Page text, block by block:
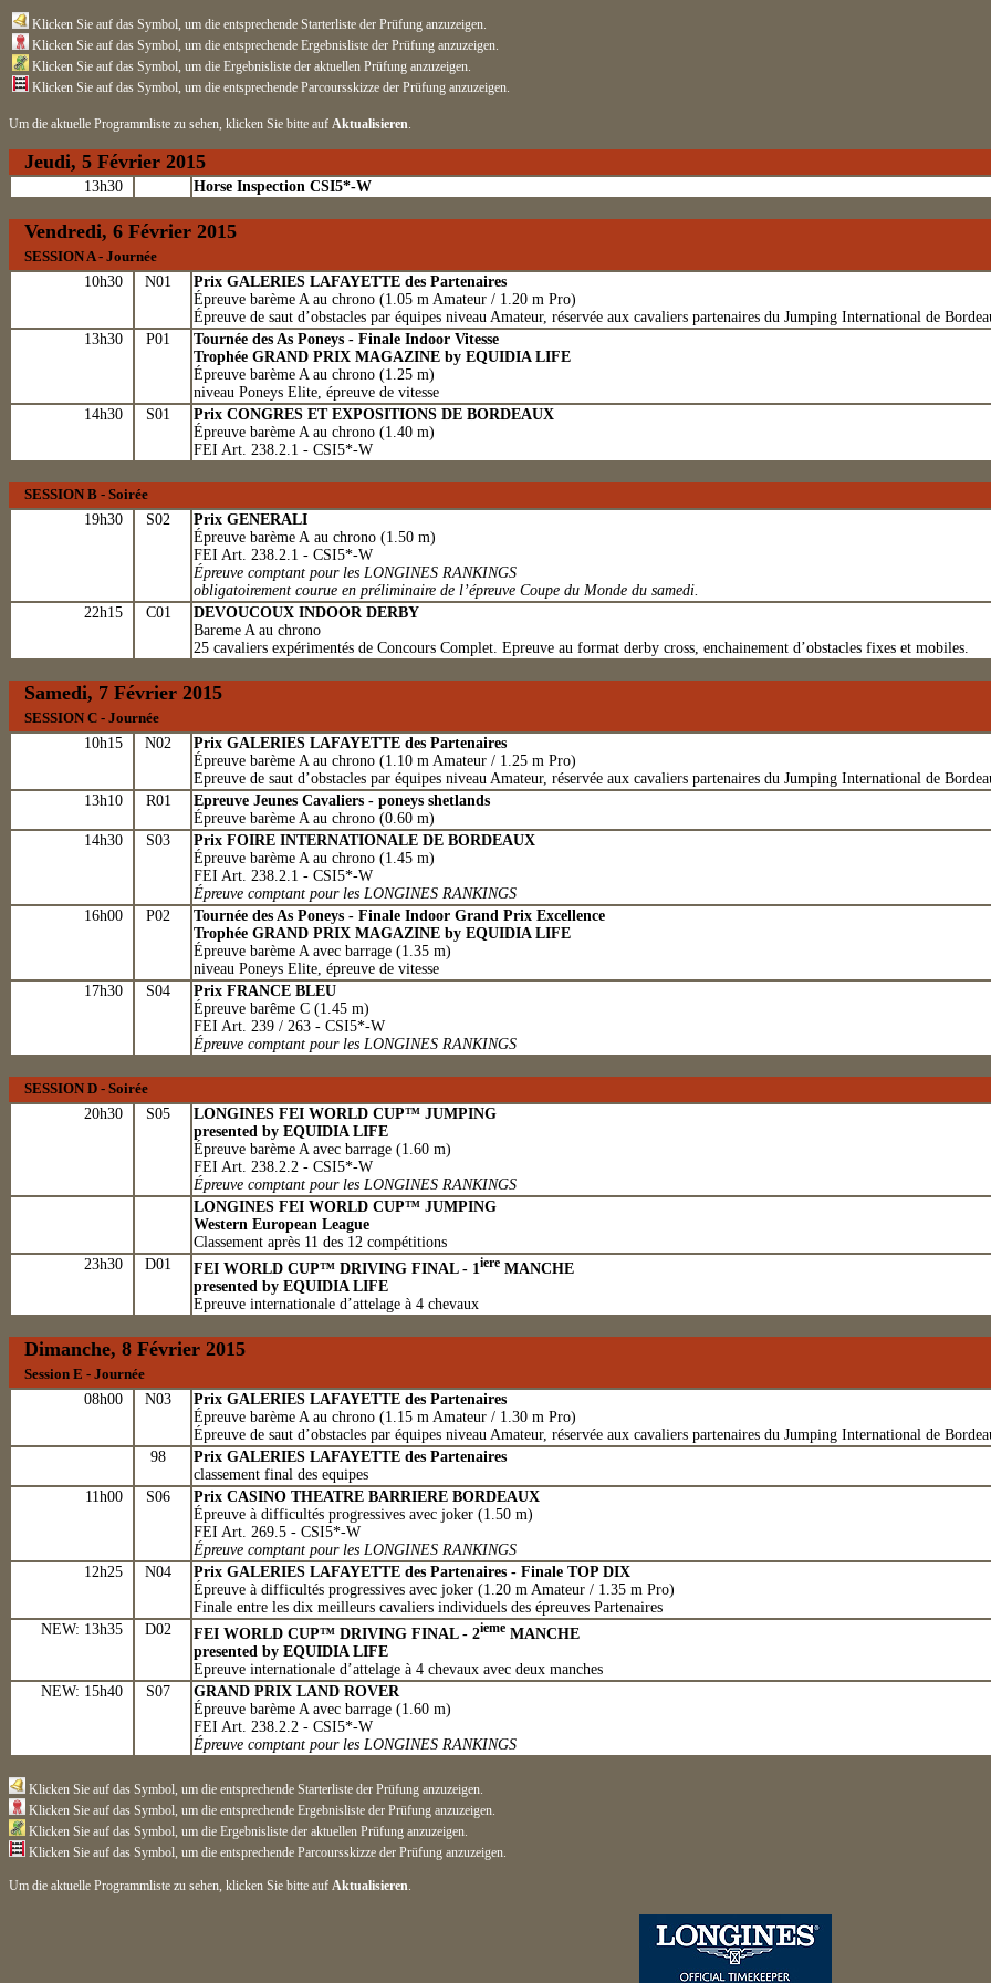
Klicken Sie auf das Symbol, um die entsprechende Starterliste der Prüfung anzuzeigen.
Klicken Sie auf das Symbol, um die entsprechende Ergebnisliste der Prüfung anzuzeigen.
Klicken Sie auf das Symbol, um die Ergebnisliste der aktuellen Prüfung anzuzeigen.
Klicken Sie auf das Symbol, um die entsprechende Parcoursskizze der Prüfung anzuzeigen.
Um die aktuelle Programmliste zu sehen, klicken Sie bitte auf Aktualisieren.
Jeudi, 5 Février 2015
13h30 Horse Inspection CSI5*-W
Vendredi, 6 Février 2015
SESSION A - Journée
10h30
N01
Prix GALERIES LAFAYETTE des Partenaires
Épreuve barème A au chrono (1.05 m Amateur / 1.20 m Pro)
Épreuve de saut d’obstacles par équipes niveau Amateur, réservée aux cavaliers partenaires du Jumping International de
13h30
P01
Tournée des As Poneys - Finale Indoor Vitesse
Trophée GRAND PRIX MAGAZINE by EQUIDIA LIFE
Épreuve barème A au chrono (1.25 m)
niveau Poneys Elite, épreuve de vitesse
14h30
S01
Prix CONGRES ET EXPOSITIONS DE BORDEAUX
Épreuve barème A au chrono (1.40 m)
FEI Art. 238.2.1 - CSI5*-W
SESSION B - Soirée
19h30
S02
Prix GENERALI
Épreuve barème A au chrono (1.50 m)
FEI Art. 238.2.1 - CSI5*-W
Épreuve comptant pour les LONGINES RANKINGS
obligatoirement courue en préliminaire de l’épreuve Coupe du Monde du samedi.
22h15
C01
DEVOUCOUX INDOOR DERBY
Bareme A au chrono
25 cavaliers expérimentés de Concours Complet. Epreuve au format derby cross, enchainement d’obstacles fixes et mobiles.
Samedi, 7 Février 2015
SESSION C - Journée
10h15
N02
Prix GALERIES LAFAYETTE des Partenaires
Épreuve barème A au chrono (1.10 m Amateur / 1.25 m Pro)
Epreuve de saut d’obstacles par équipes niveau Amateur, réservée aux cavaliers partenaires du Jumping International de
13h10
R01
Epreuve Jeunes Cavaliers - poneys shetlands
Épreuve barème A au chrono (0.60 m)
14h30
S03
Prix FOIRE INTERNATIONALE DE BORDEAUX
Épreuve barème A au chrono (1.45 m)
FEI Art. 238.2.1 - CSI5*-W
Épreuve comptant pour les LONGINES RANKINGS
16h00
P02
Tournée des As Poneys - Finale Indoor Grand Prix Excellence
Trophée GRAND PRIX MAGAZINE by EQUIDIA LIFE
Épreuve barème A avec barrage (1.35 m)
niveau Poneys Elite, épreuve de vitesse
17h30
S04
Prix FRANCE BLEU
Épreuve barême C (1.45 m)
FEI Art. 239 / 263 - CSI5*-W
Épreuve comptant pour les LONGINES RANKINGS
SESSION D - Soirée
20h30
S05
LONGINES FEI WORLD CUP™ JUMPING
presented by EQUIDIA LIFE
Épreuve barème A avec barrage (1.60 m)
FEI Art. 238.2.2 - CSI5*-W
Épreuve comptant pour les LONGINES RANKINGS
LONGINES FEI WORLD CUP™ JUMPING
Western European League
Classement après 11 des 12 compétitions
23h30
D01 FEI WORLD CUP™ DRIVING FINAL - 1iere MANCHE
presented by EQUIDIA LIFE
Epreuve internationale d’attelage à 4 chevaux
Dimanche, 8 Février 2015
Session E - Journée
08h00
N03
Prix GALERIES LAFAYETTE des Partenaires
Épreuve barème A au chrono (1.15 m Amateur / 1.30 m Pro)
Épreuve de saut d’obstacles par équipes niveau Amateur, réservée aux cavaliers partenaires du Jumping International de
98
Prix GALERIES LAFAYETTE des Partenaires
classement final des equipes
11h00
S06
Prix CASINO THEATRE BARRIERE BORDEAUX
Épreuve à difficultés progressives avec joker (1.50 m)
FEI Art. 269.5 - CSI5*-W
Épreuve comptant pour les LONGINES RANKINGS
12h25
N04
Prix GALERIES LAFAYETTE des Partenaires - Finale TOP DIX
Épreuve à difficultés progressives avec joker (1.20 m Amateur / 1.35 m Pro)
Finale entre les dix meilleurs cavaliers individuels des épreuves Partenaires
NEW: 13h35
D02 FEI WORLD CUP™ DRIVING FINAL - 2ieme MANCHE
presented by EQUIDIA LIFE
Epreuve internationale d’attelage à 4 chevaux avec deux manches
NEW: 15h40
S07
GRAND PRIX LAND ROVER
Épreuve barème A avec barrage (1.60 m)
FEI Art. 238.2.2 - CSI5*-W
Épreuve comptant pour les LONGINES RANKINGS
Klicken Sie auf das Symbol, um die entsprechende Starterliste der Prüfung anzuzeigen.
Klicken Sie auf das Symbol, um die entsprechende Ergebnisliste der Prüfung anzuzeigen.
Klicken Sie auf das Symbol, um die Ergebnisliste der aktuellen Prüfung anzuzeigen.
Klicken Sie auf das Symbol, um die entsprechende Parcoursskizze der Prüfung anzuzeigen.
Um die aktuelle Programmliste zu sehen, klicken Sie bitte auf Aktualisieren.